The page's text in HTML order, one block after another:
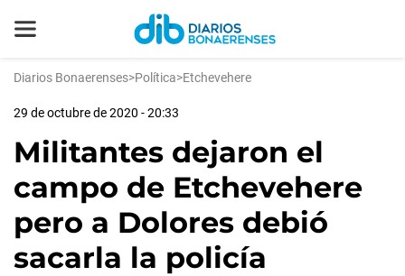
Diarios Bonaerenses>Política>Etchevehere
29 de octubre de 2020 - 20:33
Militantes dejaron el
campo de Etchevehere
pero a Dolores debió
sacarla la policía